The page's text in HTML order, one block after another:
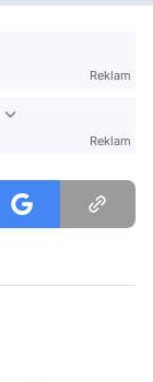
Reklam
Reklam